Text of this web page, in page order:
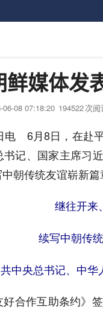
鲜媒体发
06-08 07:18:20 194522次阅
6月8日，在赴
记、国家主席习
朝传统友谊崭新篇
继往开来
续写中朝传
中央总书记、中
作互助条约》签